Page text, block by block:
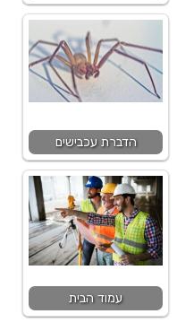
הדברת עכבישים
עמוד הבית